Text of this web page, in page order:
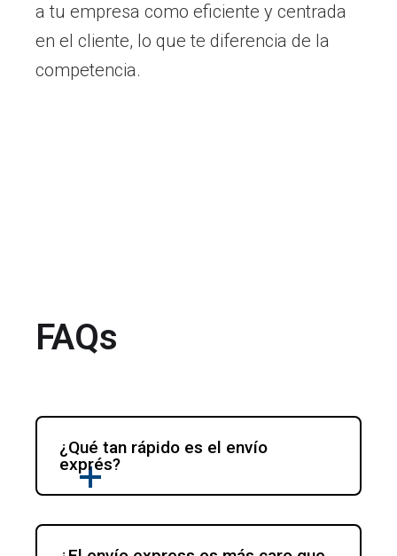
a tu empresa como eficiente y centrada
en el cliente, lo que te diferencia de la
competencia.
FAQs
¿Qué tan rápido es el envío
exprés?